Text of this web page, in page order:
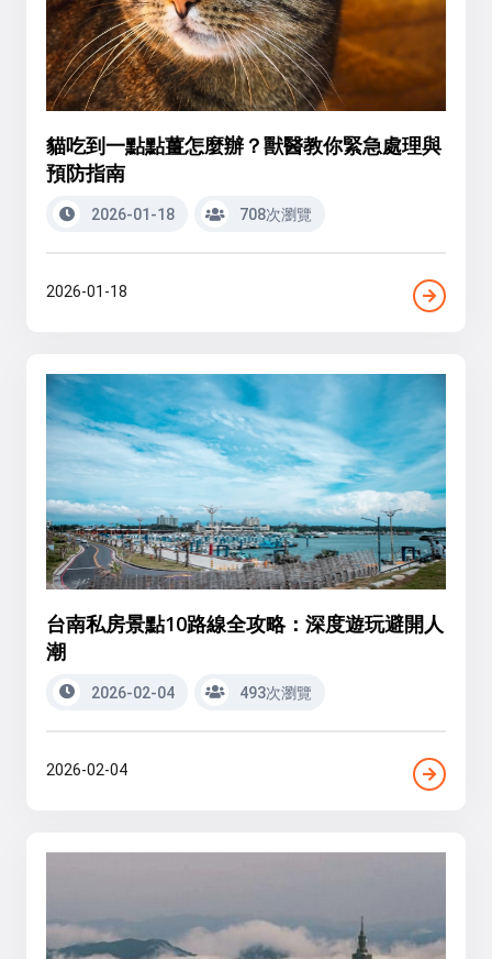
貓吃到一點點薑怎麼辦？獸醫教你緊急處理與
預防指南
2026-01-18 708次瀏覽
2026-01-18
台南私房景點10路線全攻略：深度遊玩避開人
潮
2026-02-04 493次瀏覽
2026-02-04